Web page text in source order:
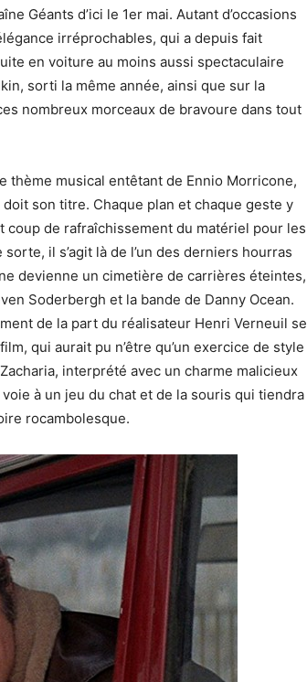
Géants d’ici le 1er mai. Autant d’occasions
irréprochables, qui a depuis fait
en voiture au moins aussi spectaculaire
sorti la même année, ainsi que sur la
nombreux morceaux de bravoure dans tout
musical entêtant de Ennio Morricone,
son titre. Chaque plan et chaque geste y
de rafraîchissement du matériel pour les
il s’agit là de l’un des derniers hourras
devienne un cimetière de carrières éteintes,
Soderbergh et la bande de Danny Ocean.
de la part du réalisateur Henri Verneuil se
qui aurait pu n’être qu’un exercice de style
interprété avec un charme malicieux
à un jeu du chat et de la souris qui tiendra
rocambolesque.